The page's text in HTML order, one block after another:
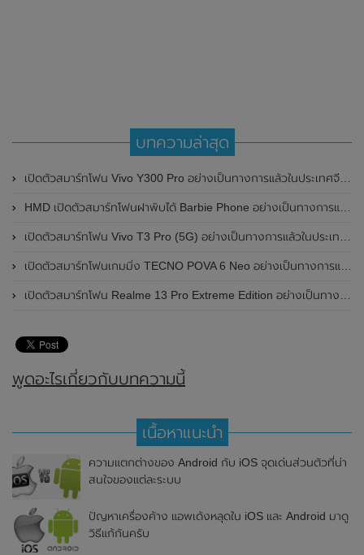
บทความล่าสุด
เปิดตัวสมาร์ทโฟน Vivo Y300 Pro อย่างเป็นทางการแล้วในประเทศจีน มาพร้อมดีไซน์พรีเมี่ยม ทนทาน และแบตเตอรี่สุดอึดขนาดใหญ่ 6,500mAh พร้อมรองรับการชาร์จไว 80W
HMD เปิดตัวสมาร์ทโฟนฝาพับได้ Barbie Phone อย่างเป็นทางการแล้ว มาพร้อมธีมสีชมพูสดใส
เปิดตัวสมาร์ทโฟน Vivo T3 Pro (5G) อย่างเป็นทางการแล้วในประเทศอินเดีย
เปิดตัวสมาร์ทโฟนเกมมิ่ง TECNO POVA 6 Neo อย่างเป็นทางการแล้วในประเทศไทย ในราคา 8,499 บาท
เปิดตัวสมาร์ทโฟน Realme 13 Pro Extreme Edition อย่างเป็นทางการแล้วในประเทศจีน
พูดอะไรเกี่ยวกับบทความนี้
เนื้อหาแนะนำ
ความแตกต่างของ Android กับ iOS จุดเด่นส่วนตัวที่น่า
สนใจของแต่ละระบบ
ปัญหาเครื่องค้าง แอพเด้งหลุดใน iOS และ Android มาดู
วิธีแก้กันครับ